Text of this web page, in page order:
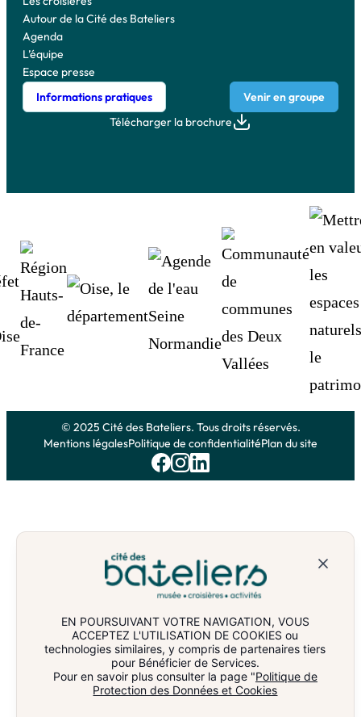
Autour de la Cité des Bateliers
Agenda
L’équipe
Espace presse
Informations pratiques
Venir en groupe
Télécharger la brochure
© 2025 Cité des Bateliers. Tous droits réservés.
Mentions légalesPolitique de confidentialitéPlan du site
EN POURSUIVANT VOTRE NAVIGATION, VOUS
ACCEPTEZ L'UTILISATION DE COOKIES ou
technologies similaires, y compris de partenaires tiers
pour Bénéficier de Services.
Pour en savoir plus consulter la page "Politique de
Protection des Données et Cookies